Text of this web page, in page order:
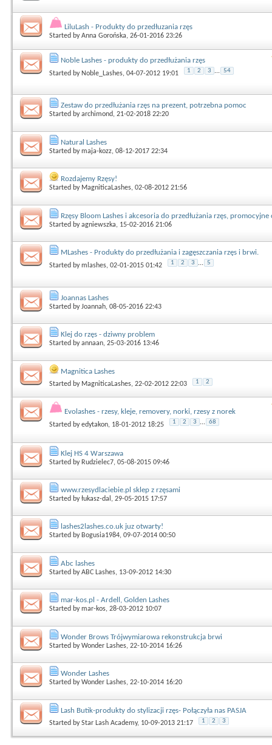
LiluLash - Produkty do przedłuzania rzęs
Started byAnna Gorońska, 26-01-2016 23:26
Noble Lashes - produkty do przedłużania rzęs
Started by Noble_Lashes, 04-07-2012 19:01 1 2 3 ... 54
Zestaw do przedłużania rzęs na prezent, potrzebna pomoc
Started byarchimond, 21-02-2018 22:20
Natural Lashes
Started bymaja-kozz, 08-12-2017 22:34
Rozdajemy Rzęsy!
Started by MagniticaLashes, 02-08-2012 21:56
Rzęsy Bloom Lashes i akcesoria do przedłużania rzęs, promocyjne
Started byagniewszka, 15-02-2016 21:06
MLashes - Produkty do przedłużania i zagęszczania rzęs i brwi.
Started bymlashes, 02-01-2015 01:42 1 2 3 ... 5
Joannas Lashes
Started byJoannah, 08-05-2016 22:43
Klej do rzęs - dziwny problem
Started byannaan, 25-03-2016 13:46
Magnitica Lashes
Started by MagniticaLashes, 22-02-2012 22:03 1 2
Evolashes - rzesy, kleje, removery, norki, rzesy z norek
Started byedytakon, 18-01-2012 18:25 1 2 3 ... 68
Klej HS 4 Warszawa
Started by Rudzielec7, 05-08-2015 09:46
www.rzesydlaciebie.pl sklep z rzęsami
Started byłukasz-dal , 29-05-2015 17:57
lashes2lashes.co.uk juz otwarty!
Started byBogusia1984, 09-07-2014 00:50
Abc lashes
Started byABC Lashes, 13-09-2012 14:30
mar-kos.pl - Ardell, Golden Lashes
Started bymar-kos, 28-03-2012 10:07
Wonder Brows Trójwymiarowa rekonstrukcja brwi
Started byWonder Lashes, 22-10-2014 16:26
Wonder Lashes
Started byWonder Lashes, 22-10-2014 16:20
Lash Butik-produkty do stylizacji rzęs- Połączyła nas PASJA
Started byStar Lash Academy, 10-09-2013 21:17 1 2 3